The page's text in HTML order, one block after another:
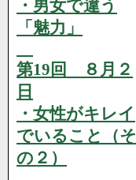
・男女で違う
「魅力」
第19回 ８月２
日
・女性がキレイ
でいること（そ
の２）